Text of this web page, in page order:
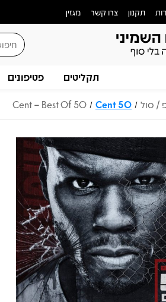
תקנון צרו קשר מגזין
תקליטים פטיפונים
/ סול /
50 Cent
/
50 Cent – Best Of